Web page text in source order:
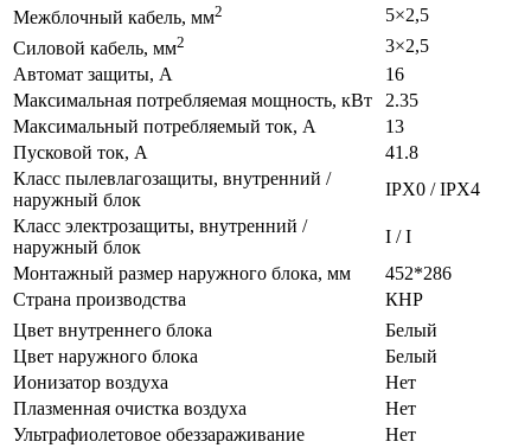
Межблочный кабель, мм2
5×2,5
Силовой кабель, мм2
3×2,5
Автомат защиты, А
16
Максимальная потребляемая мощность, кВт
2.35
Максимальный потребляемый ток, А
13
Пусковой ток, А
41.8
Класс пылевлагозащиты, внутренний /
наружный блок
IPX0 / IPX4
Класс электрозащиты, внутренний /
наружный блок
I / I
Монтажный размер наружного блока, мм
452*286
Страна производства
КНР
Цвет внутреннего блока
Белый
Цвет наружного блока
Белый
Ионизатор воздуха
Нет
Плазменная очистка воздуха
Нет
Ультрафиолетовое обеззараживание
Нет